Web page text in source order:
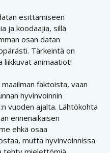
esittämiseen
ja koodaajia, sillä
osan datan
Tärkeintä on
liikkuvat animaatiot!
faktoista, vaan
hyvinvoinnin
vuoden ajalta. Lähtökohta
ennenaikaisen
ehkä osaa
mutta hyvinvoinnissa